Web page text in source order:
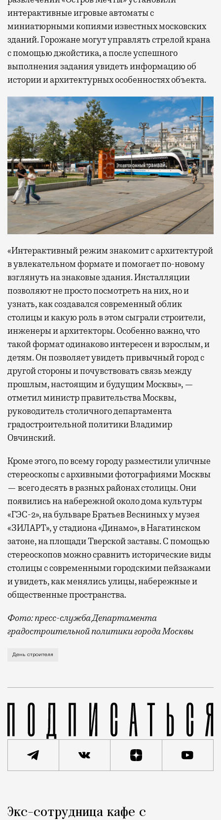
интерактивные игровые автоматы с
миниатюрными копиями известных московских
зданий. Горожане могут управлять стрелой крана
с помощью джойстика, а после успешного
выполнения задания увидеть информацию об
истории и архитектурных особенностях объекта.
«Интерактивный режим знакомит с архитектурой
в увлекательном формате и помогает по-новому
взглянуть на знаковые здания. Инсталляции
позволяют не просто посмотреть на них, но и
узнать, как создавался современный облик
столицы и какую роль в этом сыграли строители,
инженеры и архитекторы. Особенно важно, что
такой формат одинаково интересен и взрослым, и
детям. Он позволяет увидеть привычный город с
другой стороны и почувствовать связь между
прошлым, настоящим и будущим Москвы», —
отметил министр правительства Москвы,
руководитель столичного департамента
градостроительной политики Владимир
Овчинский.
Кроме этого, по всему городу разместили уличные
стереоскопы с архивными фотографиями Москвы
— всего десять в разных районах столицы. Они
появились на набережной около дома культуры
«ГЭС-2», на бульваре Братьев Весниных у музея
«ЗИЛАРТ», у стадиона «Динамо», в Нагатинском
затоне, на площади Тверской заставы. С помощью
стереоскопов можно сравнить исторические виды
столицы с современными городскими пейзажами
и увидеть, как менялись улицы, набережные и
общественные пространства.
Фото: пресс-служба Департамента
градостроительной политики города Москвы
В этом году профессиональный праздник День
День строителя
Город
Экс-сотрудница кафе с